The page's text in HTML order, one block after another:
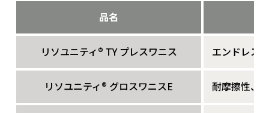
品名
リソユニティ® TY プレスワニス エンドレス
リソユニティ® グロスワニスE 耐摩擦性、